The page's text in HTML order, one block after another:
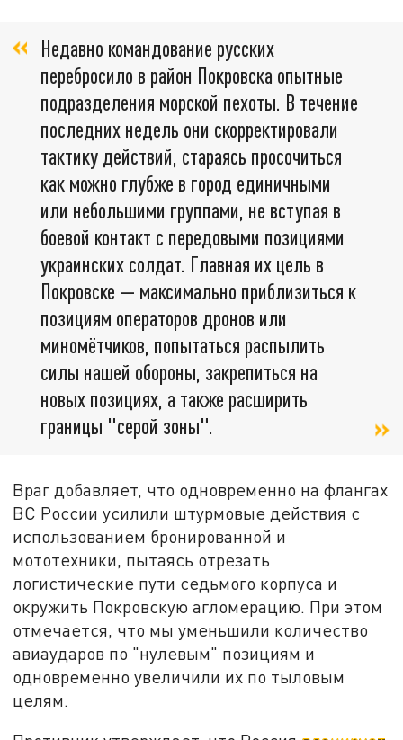
Недавно командование русских
перебросило в район Покровска опытные
подразделения морской пехоты. В течение
последних недель они скорректировали
тактику действий, стараясь просочиться
как можно глубже в город единичными
или небольшими группами, не вступая в
боевой контакт с передовыми позициями
украинских солдат. Главная их цель в
Покровске — максимально приблизиться к
позициям операторов дронов или
миномётчиков, попытаться распылить
силы нашей обороны, закрепиться на
новых позициях, а также расширить
границы "серой зоны".
Враг добавляет, что одновременно на флангах
ВС России усилили штурмовые действия с
использованием бронированной и
мототехники, пытаясь отрезать
логистические пути седьмого корпуса и
окружить Покровскую агломерацию. При этом
отмечается, что мы уменьшили количество
авиаударов по "нулевым" позициям и
одновременно увеличили их по тыловым
целям.